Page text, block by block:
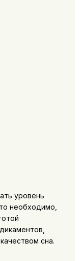
уровень
необходимо,
сна.